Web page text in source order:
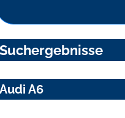
Suchergebnisse
Audi A6